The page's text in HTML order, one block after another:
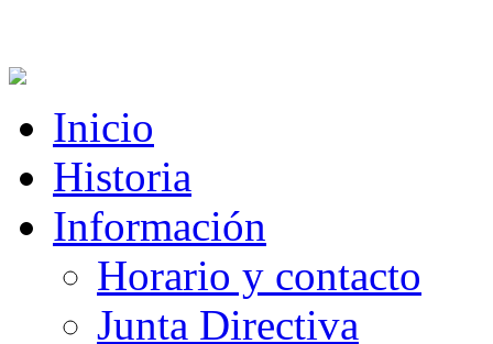
Inicio
Historia
Información
Horario y contacto
Junta Directiva